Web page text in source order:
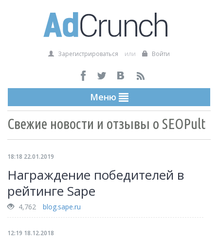
Зарегистрироваться или Войти
Меню
Свежие новости и отзывы о SEOPult
18:18 22.01.2019
Награждение победителей в
рейтинге Sape
4,762 blog.sape.ru
12:19 18.12.2018